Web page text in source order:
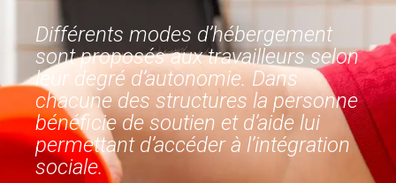
Différents modes d’hébergement
sont proposés aux travailleurs selon
leur degré d’autonomie. Dans
chacune des structures la personne
bénéficie de soutien et d’aide lui
permettant d’accéder à l’intégration
sociale.